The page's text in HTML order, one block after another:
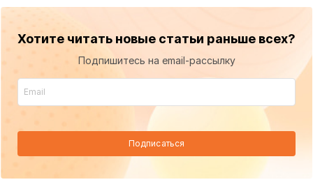
Хотите читать новые статьи раньше всех?
Подпишитесь на email-рассылку
Подписаться